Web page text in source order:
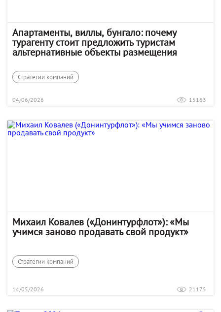
Апартаменты, виллы, бунгало: почему
турагенту стоит предложить туристам
альтернативные объекты размещения
Стратегии компаний
04/06/2026 15163
Михаил Ковалев («Донинтурфлот»): «Мы
учимся заново продавать свой продукт»
Стратегии компаний
14/05/2026 21175